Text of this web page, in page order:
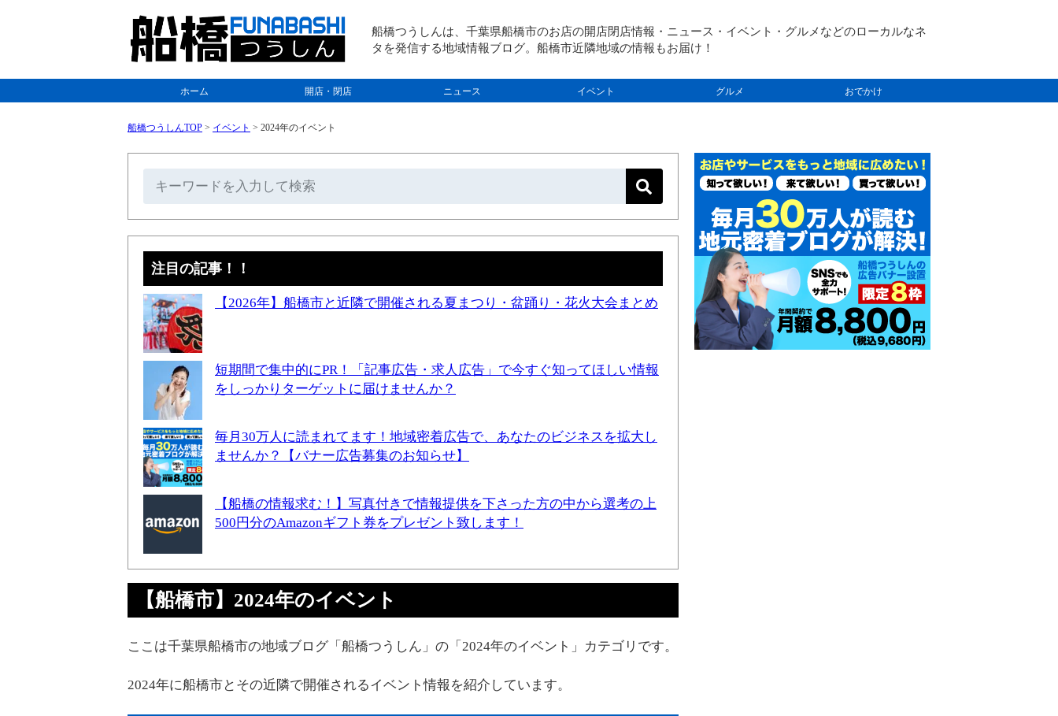
船橋つうしんは、千葉県船橋市のお店の開店閉店情報・ニュース・イベント・グルメなどのローカルなネ
タを発信する地域情報ブログ。船橋市近隣地域の情報もお届け！
ホーム 開店・閉店 ニュース イベント グルメ おでかけ
船橋つうしんTOP > イベント > 2024年のイベント
注目の記事！！
【2026年】船橋市と近隣で開催される夏まつり・盆踊り・花火大会まとめ
短期間で集中的にPR！「記事広告・求人広告」で今すぐ知ってほしい情報
をしっかりターゲットに届けませんか？
毎月30万人に読まれてます！地域密着広告で、あなたのビジネスを拡大し
ませんか？【バナー広告募集のお知らせ】
【船橋の情報求む！】写真付きで情報提供を下さった方の中から選考の上
500円分のAmazonギフト券をプレゼント致します！
【船橋市】2024年のイベント
ここは千葉県船橋市の地域ブログ「船橋つうしん」の「2024年のイベント」カテゴリです。
2024年に船橋市とその近隣で開催されるイベント情報を紹介しています。